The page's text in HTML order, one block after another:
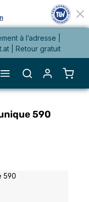
à l’adresse |
| Retour gratuit
Le
590